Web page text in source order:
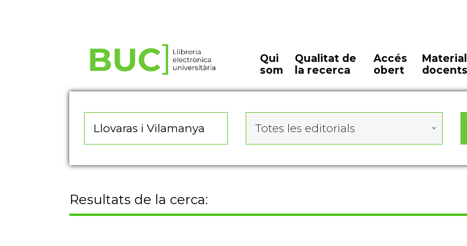
Qui
som
Qualitat de
la recerca
Accés
obert
docents
Totes les editorials
Resultats de la cerca: